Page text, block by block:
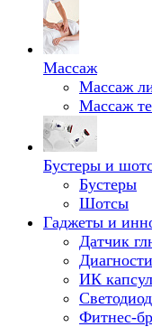
Массаж
Массаж
Массаж
Бустеры и
Бустеры
Шотсы
Гаджеты и
Датчик
ИК
Фитнес-